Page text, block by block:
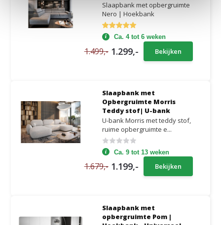
Slaapbank met opbergruimte
Nero | Hoekbank
Ca. 4 tot 6 weken
1.499,- 1.299,- Bekijken
Slaapbank met
Opbergruimte Morris
Teddy stof| U-bank
U-bank Morris met teddy stof,
ruime opbergruimte e...
Ca. 9 tot 13 weken
1.679,- 1.199,- Bekijken
Slaapbank met
opbergruimte Pom |